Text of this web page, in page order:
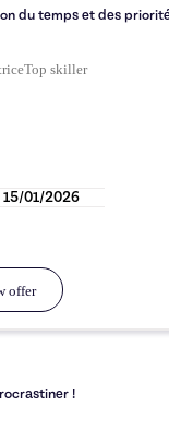
du temps et des
Top skiller
15/01/2026
offer
!